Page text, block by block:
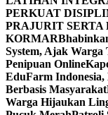
PERKUAT
PRAJURIT SERTA
KORMAR
System, Ajak Warga
Penipuan Online
EduFarm Indonesia,
Berbasis Masyarakat
Warga Hijaukan